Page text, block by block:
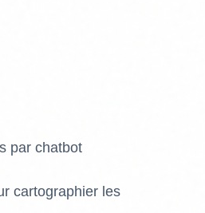
par chatbot
cartographier les